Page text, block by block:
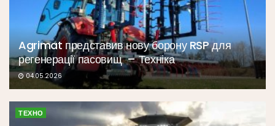
Agrimat представив нову борону RSP для
регенерації пасовищ – Техніка
04.05.2026
ТЕХНО